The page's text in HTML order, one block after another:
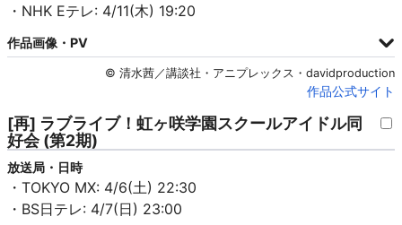
・NHK Eテレ: 4/11(木) 19:20
作品画像・PV
© 清水茜／講談社・アニプレックス・davidproduction
作品公式サイト
[再] ラブライブ！虹ヶ咲学園スクールアイドル同
好会 (第2期)
放送局・日時
・TOKYO MX: 4/6(土) 22:30
・BS日テレ: 4/7(日) 23:00